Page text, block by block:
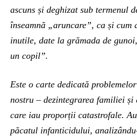
ascuns și deghizat sub termenul
înseamnă „aruncare”, ca și
inutile, date la grămada de
un copil”.
Este o carte dedicată
nostru – dezintegrarea familiei
care iau proporții catastrofale.
păcatul infanticidului,